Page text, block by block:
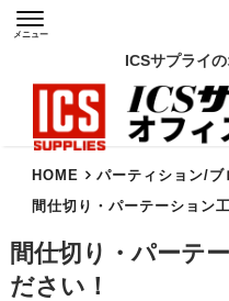
ICSサプライ
メニュー
HOME パーティション/ブ
間仕切り・パーテーション
間仕切り・パーテ
ださい！